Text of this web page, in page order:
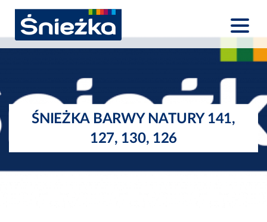
ŚNIEŻKA BARWY NATURY 141,
127, 130, 126